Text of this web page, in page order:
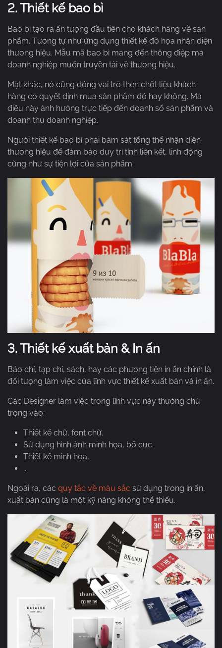
2.Thiết kế bao bì
Bao bì tạo ra ấn tượng đầu tiên cho khách hàng về sản
phẩm. Tương tự như ứng dụng thiết kế đồ họa nhận diện
thương hiệu. Mẫu mã bao bì mang đến thông điệp mà
doanh nghiệp muốn truyền tải về thương hiệu.
Mặt khác, nó cũng đóng vai trò then chốt liệu khách
hàng có quyết định mua sản phẩm đó hay không. Mà
điều này ảnh hưởng trực tiếp đến doanh số sản phẩm và
doanh thu doanh nghiệp.
Người thiết kế bao bì phải bám sát tổng thể nhận diện
thương hiệu để đảm bảo duy trì tính liên kết, linh động
cũng như sự tiện lợi của sản phẩm.
3.Thiết kế xuất bản & In ấn
Báo chí, tạp chí, sách, hay các phương tiện in ấn chính là
đối tượng làm việc của lĩnh vực thiết kế xuất bản và in ấn.
Các Designer làm việc trong lĩnh vực này thường chú
trọng vào:
Thiết kế chữ, font chữ.
Sử dụng hình ảnh minh họa, bố cục.
Thiết kế minh họa,
...
Ngoài ra, các quy tắc về màu sắc sử dụng trong in ấn,
xuất bản cũng là một kỹ năng không thể thiếu.